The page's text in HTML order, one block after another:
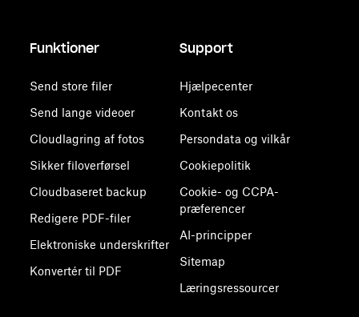
Funktioner
Send store filer
Send lange videoer
Cloudlagring af fotos
Sikker filoverførsel
Cloudbaseret backup
Redigere PDF-filer
Elektroniske underskrifter
Konvertér til PDF
Support
Hjælpecenter
Kontakt os
Persondata og vilkår
Cookiepolitik
Cookie- og CCPA-
præferencer
AI-principper
Sitemap
Læringsressourcer